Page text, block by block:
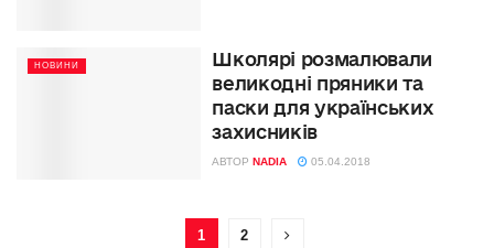
НОВИНИ
Школярі розмалювали
великодні пряники та
паски для українських
захисників
АВТОР NADIA 05.04.2018
1 2